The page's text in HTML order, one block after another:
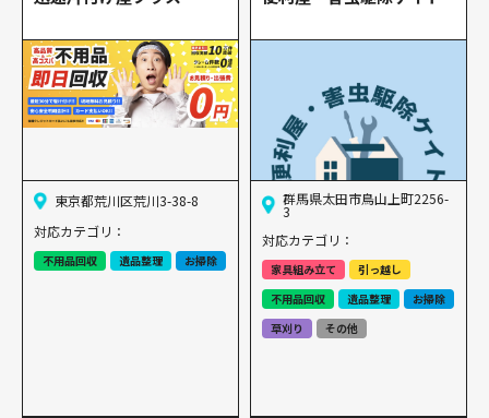
東京都荒川区荒川3-38-8
対応カテゴリ：
不用品回収 遺品整理 お掃除
群馬県太田市鳥山上町2256-
3
対応カテゴリ：
家具組み立て
引っ越し
不用品回収
遺品整理
お掃除
草刈り
その他